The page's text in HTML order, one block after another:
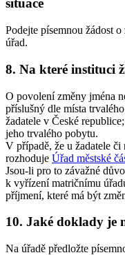
situace
Podejte písemnou žádost
úřad.
8. Na které instituci
O povolení změny jména
příslušný dle místa
žadatele v České
jeho trvalého pobytu.
V případě, že u žadatele
rozhoduje Úřad městské
Jsou-li pro to závažné
k vyřízení matričnímu
příjmení, které má být
10. Jaké doklady je
Na úřadě předložte